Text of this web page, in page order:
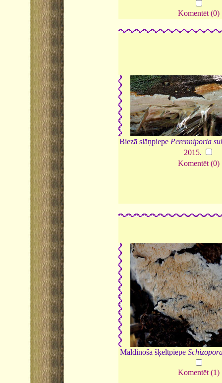
Komentēt (0)
Biezā slāņpiepe Perenniporia
2015.
Komentēt (0)
Maldinošā šķeltpiepe
Komentēt (1)